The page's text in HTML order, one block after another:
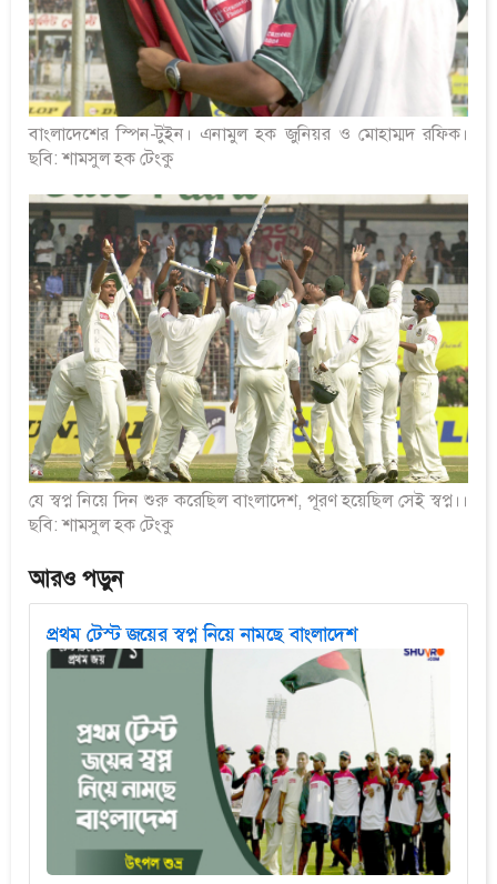
বাংলাদেশের স্পিন-টুইন। এনামুল হক জুনিয়র ও মোহাম্মদ রফিক।
ছবি: শামসুল হক টেংকু
যে স্বপ্ন নিয়ে দিন শুরু করেছিল বাংলাদেশ, পূরণ হয়েছিল সেই স্বপ্ন।।
ছবি: শামসুল হক টেংকু
আরও পড়ুন
প্রথম টেস্ট জয়ের স্বপ্ন নিয়ে নামছে বাংলাদেশ
প্রথম টেস্ট জয়ের স্বপ্ন নিয়ে নামছে বাংলাদেশ